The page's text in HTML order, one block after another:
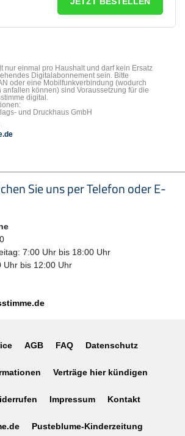
nur einmal pro Haushalt und darf kein Ersatz
Digitalabonnement sein. Bitte
oder eine Mobilfunkverbindung (wodurch
anfallen können) sind Voraussetzung für die
digital.
und Druckhaus GmbH
Sie uns per Telefon oder E-
7:00 Uhr bis 18:00 Uhr
Uhr bis 12:00 Uhr
AGB FAQ Datenschutz
Verträge hier kündigen
Impressum Kontakt
Pusteblume-Kinderzeitung